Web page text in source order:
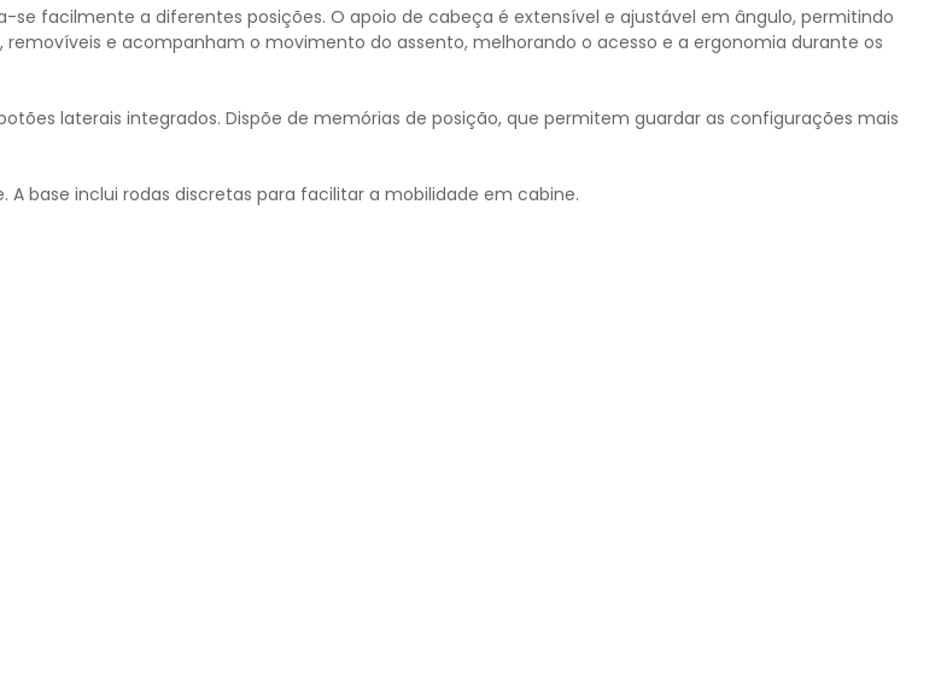
facilmente a diferentes posições. O apoio de cabeça é extensível e ajustável em ângulo, permitindo
e acompanham o movimento do assento, melhorando o acesso e a ergonomia durante os
laterais integrados. Dispõe de memórias de posição, que permitem guardar as configurações mais
base inclui rodas discretas para facilitar a mobilidade em cabine.